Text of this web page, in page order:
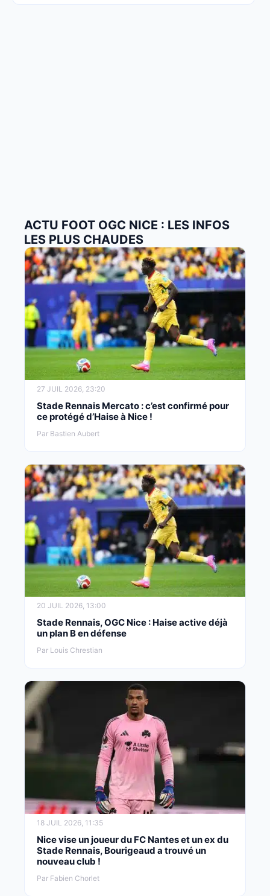
ACTU FOOT OGC NICE : LES INFOS
LES PLUS CHAUDES
27 JUIL 2026, 23:20
Stade Rennais Mercato : c’est confirmé pour
ce protégé d’Haise à Nice !
Par Bastien Aubert
20 JUIL 2026, 13:00
Stade Rennais, OGC Nice : Haise active déjà
un plan B en défense
Par Louis Chrestian
18 JUIL 2026, 11:35
Nice vise un joueur du FC Nantes et un ex du
Stade Rennais, Bourigeaud a trouvé un
nouveau club !
Par Fabien Chorlet